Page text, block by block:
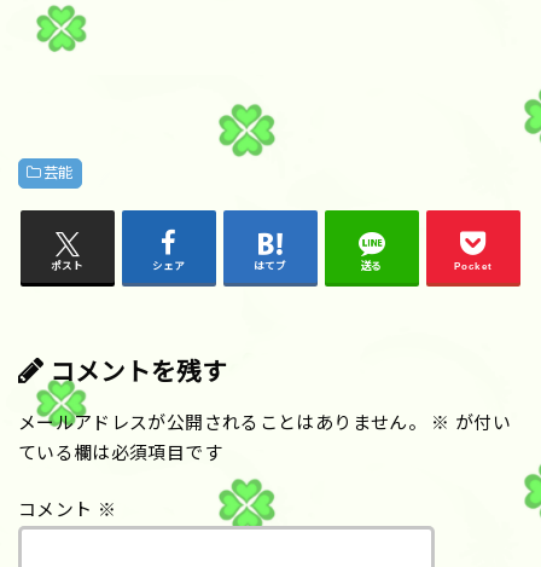
芸能
ポスト シェア はてブ 送る Pocket
コメントを残す
メールアドレスが公開されることはありません。 ※ が付い
ている欄は必須項目です
コメント ※